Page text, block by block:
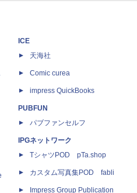
ICE
天海社
Comic curea
impress QuickBooks
PUBFUN
パブファンセルフ
IPGネットワーク
TシャツPOD pTa.shop
カスタム写真集POD fabli
Impress Group Publication